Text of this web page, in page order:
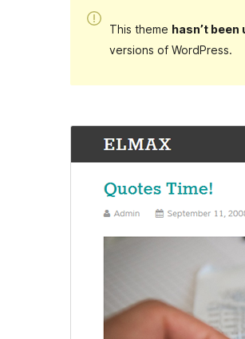
This theme hasn’t been
versions of WordPress.